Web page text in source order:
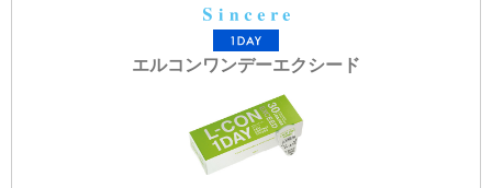
エルコンワンデーエクシード